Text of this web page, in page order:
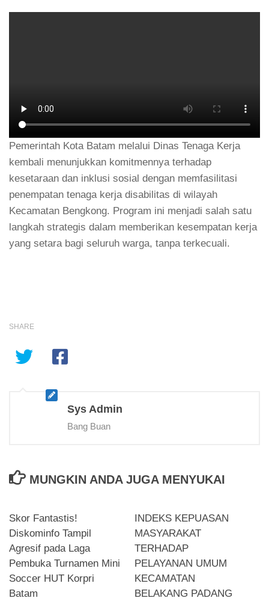
Pemerintah Kota Batam melalui Dinas Tenaga Kerja
kembali menunjukkan komitmennya terhadap
kesetaraan dan inklusi sosial dengan memfasilitasi
penempatan tenaga kerja disabilitas di wilayah
Kecamatan Bengkong. Program ini menjadi salah satu
langkah strategis dalam memberikan kesempatan kerja
yang setara bagi seluruh warga, tanpa terkecuali.
SHARE
Sys Admin
Bang Buan
MUNGKIN ANDA JUGA MENYUKAI
Skor Fantastis!
Diskominfo Tampil
Agresif pada Laga
Pembuka Turnamen Mini
Soccer HUT Korpri
Batam
INDEKS KEPUASAN
MASYARAKAT
TERHADAP
PELAYANAN UMUM
KECAMATAN
BELAKANG PADANG